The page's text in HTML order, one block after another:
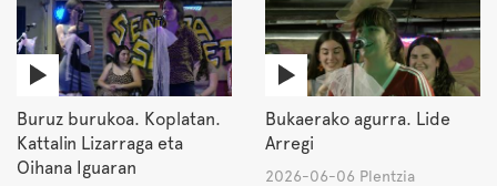
Buruz burukoa. Koplatan.
Kattalin Lizarraga eta
Oihana Iguaran
Bukaerako agurra. Lide
Arregi
2026-06-06 Plentzia